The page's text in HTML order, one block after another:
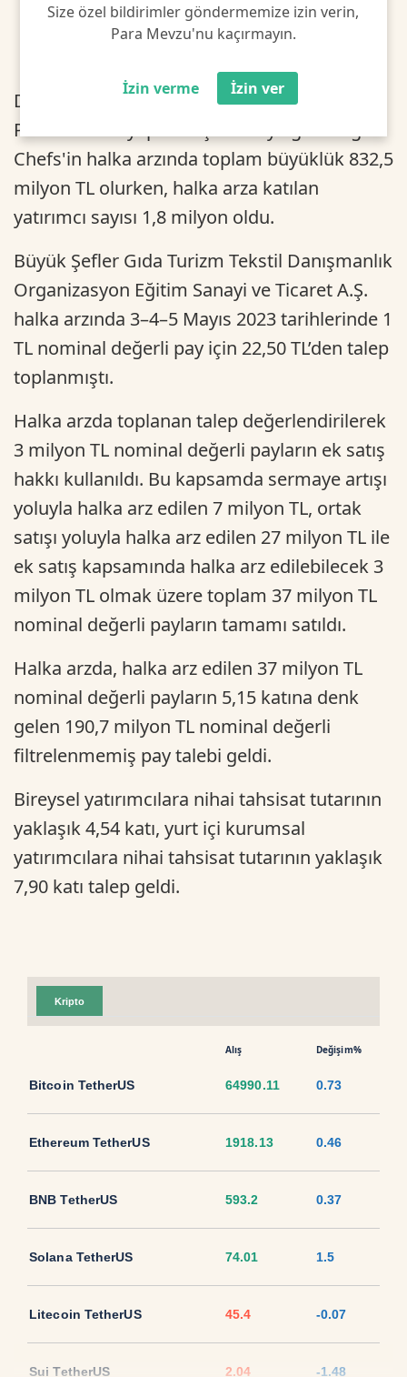
Size özel bildirimler göndermemize izin verin,
Para Mevzu'nu kaçırmayın.
İzin verme İzin ver
Deniz Yatırım'dan Kamuyu Aydınlatma
Platformu'na yapılan açıklamaya göre Big
Chefs'in halka arzında toplam büyüklük 832,5
milyon TL olurken, halka arza katılan
yatırımcı sayısı 1,8 milyon oldu.
Büyük Şefler Gıda Turizm Tekstil Danışmanlık
Organizasyon Eğitim Sanayi ve Ticaret A.Ş.
halka arzında 3–4–5 Mayıs 2023 tarihlerinde 1
TL nominal değerli pay için 22,50 TL’den talep
toplanmıştı.
Halka arzda toplanan talep değerlendirilerek
3 milyon TL nominal değerli payların ek satış
hakkı kullanıldı. Bu kapsamda sermaye artışı
yoluyla halka arz edilen 7 milyon TL, ortak
satışı yoluyla halka arz edilen 27 milyon TL ile
ek satış kapsamında halka arz edilebilecek 3
milyon TL olmak üzere toplam 37 milyon TL
nominal değerli payların tamamı satıldı.
Halka arzda, halka arz edilen 37 milyon TL
nominal değerli payların 5,15 katına denk
gelen 190,7 milyon TL nominal değerli
filtrelenmemiş pay talebi geldi.
Bireysel yatırımcılara nihai tahsisat tutarının
yaklaşık 4,54 katı, yurt içi kurumsal
yatırımcılara nihai tahsisat tutarının yaklaşık
7,90 katı talep geldi.
Kripto
Alış Değişim%
Bitcoin TetherUS 64990.11 0.73
Ethereum TetherUS 1918.13 0.46
BNB TetherUS 593.2 0.37
Solana TetherUS 74.01 1.5
Litecoin TetherUS 45.4 -0.07
Sui TetherUS 2.04 -1.48